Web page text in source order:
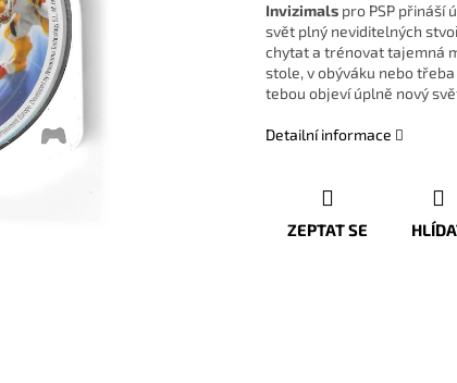
Invizimals pro PSP přináší
svět plný neviditelných
chytat a trénovat tajemná
stole, v obýváku nebo
tebou objeví úplně nový
Detailní informace
ZEPTAT SE